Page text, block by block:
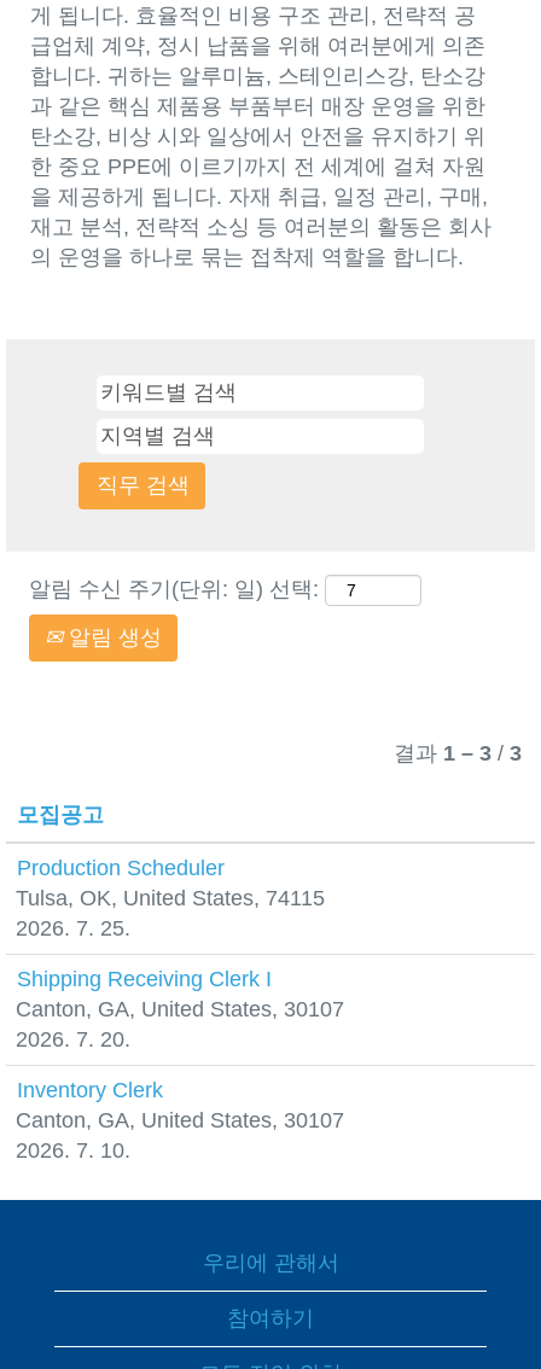
게 됩니다. 효율적인 비용 구조 관리, 전략적 공
급업체 계약, 정시 납품을 위해 여러분에게 의존
합니다. 귀하는 알루미늄, 스테인리스강, 탄소강
과 같은 핵심 제품용 부품부터 매장 운영을 위한
탄소강, 비상 시와 일상에서 안전을 유지하기 위
한 중요 PPE에 이르기까지 전 세계에 걸쳐 자원
을 제공하게 됩니다. 자재 취급, 일정 관리, 구매,
재고 분석, 전략적 소싱 등 여러분의 활동은 회사
의 운영을 하나로 묶는 접착제 역할을 합니다.
알림 수신 주기(단위: 일) 선택:
알림 생성
결과 1 – 3 / 3
모집공고
Production Scheduler
Tulsa, OK, United States, 74115
2026. 7. 25.
Shipping Receiving Clerk I
Canton, GA, United States, 30107
2026. 7. 20.
Inventory Clerk
Canton, GA, United States, 30107
2026. 7. 10.
우리에 관해서
참여하기